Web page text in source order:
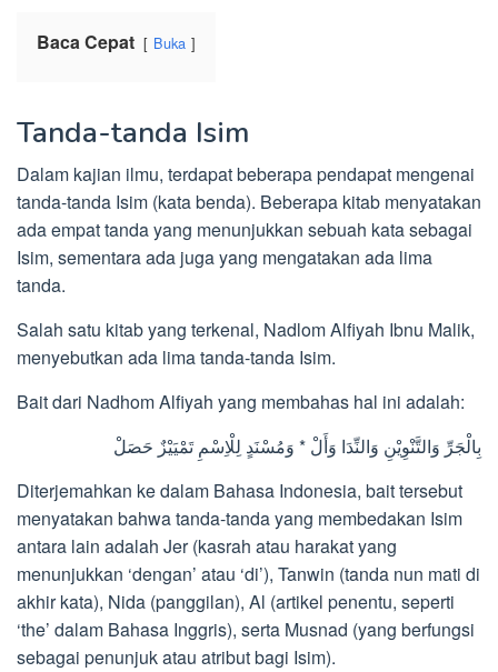
Baca Cepat Buka
Tanda-tanda Isim
Dalam kajian ilmu, terdapat beberapa pendapat mengenai
tanda-tanda Isim (kata benda). Beberapa kitab menyatakan
ada empat tanda yang menunjukkan sebuah kata sebagai
Isim, sementara ada juga yang mengatakan ada lima
tanda.
Salah satu kitab yang terkenal, Nadlom Alfiyah Ibnu Malik,
menyebutkan ada lima tanda-tanda Isim.
Bait dari Nadhom Alfiyah yang membahas hal ini adalah:
بِالْجَرِّ وَالتَّنْوِيْنِ وَالنِّدَا وَأَلْ * وَمُسْنَدٍ لِلْاِسْمِ تَمْيَيْزٌ حَصَلْ
Diterjemahkan ke dalam Bahasa Indonesia, bait tersebut
menyatakan bahwa tanda-tanda yang membedakan Isim
antara lain adalah Jer (kasrah atau harakat yang
menunjukkan ‘dengan’ atau ‘di’), Tanwin (tanda nun mati di
akhir kata), Nida (panggilan), Al (artikel penentu, seperti
‘the’ dalam Bahasa Inggris), serta Musnad (yang berfungsi
sebagai penunjuk atau atribut bagi Isim).